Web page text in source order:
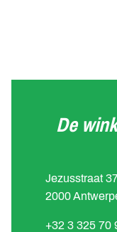
De
Jezusstraat
2000
+32 3 325 70